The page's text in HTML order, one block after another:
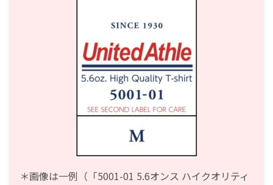
＊画像は一例（「5001-01 5.6オンス ハイクオリティ